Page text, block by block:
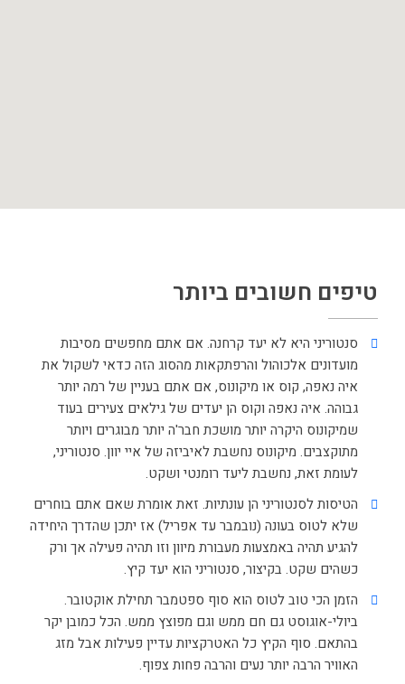
טיפים חשובים ביותר
סנטוריני היא לא יעד קרחנה. אם אתם מחפשים מסיבות
מועדונים אלכוהול והרפתקאות מהסוג הזה כדאי לשקול את
איה נאפה, קוס או מיקונוס, אם אתם בעניין של רמה יותר
גבוהה. איה נאפה וקוס הן יעדים של גילאים צעירים בעוד
שמיקונוס היקרה יותר מושכת חבר'ה יותר מבוגרים ויותר
מתוקצבים. מיקונוס נחשבת לאיביזה של איי יוון. סנטוריני,
לעומת זאת, נחשבת ליעד רומנטי ושקט.
הטיסות לסנטוריני הן עונתיות. זאת אומרת שאם אתם בוחרים
שלא לטוס בעונה (נובמבר עד אפריל) אז יתכן שהדרך היחידה
להגיע תהיה באמצעות מעבורת מיוון וזו תהיה פעילה אך ורק
כשהים שקט. בקיצור, סנטוריני הוא יעד קיץ.
הזמן הכי טוב לטוס הוא סוף ספטמבר תחילת אוקטובר.
ביולי-אוגוסט גם חם ממש וגם מפוצץ ממש. הכל כמובן יקר
בהתאם. סוף הקיץ כל האטרקציות עדיין פעילות אבל מזג
האוויר הרבה יותר נעים והרבה פחות צפוף.